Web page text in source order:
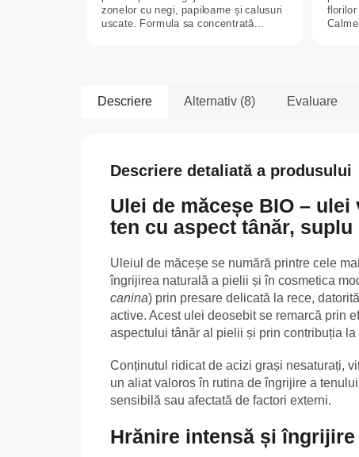
zonelor cu negi, papiloame și calusuri
uscate. Formula sa concentrată...
florilor
Descriere Alternativ (8) Evaluare
Descriere detaliată a produsului
Ulei de măceșe BIO –
ten cu aspect tânăr,
Uleiul de măceșe se numără printre cele
îngrijirea naturală a pielii și în cosmetica
canina) prin presare delicată la rece,
active. Acest ulei deosebit se remarcă prin
aspectului tânăr al pielii și prin contribuția
Conținutul ridicat de acizi grași nesaturați,
un aliat valoros în rutina de îngrijire a
sensibilă sau afectată de factori externi.
Hrănire intensă și